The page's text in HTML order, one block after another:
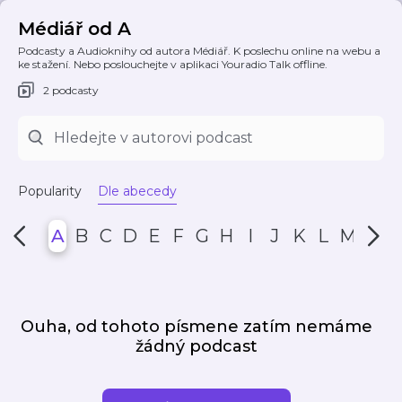
Médiář od A
Podcasty a Audioknihy od autora Médiář. K poslechu online na webu a
ke stažení. Nebo poslouchejte v aplikaci Youradio Talk offline.
2 podcasty
Popularity Dle abecedy
A B C D E F G H I J K L M N
Ouha, od tohoto písmene zatím nemáme
žádný podcast